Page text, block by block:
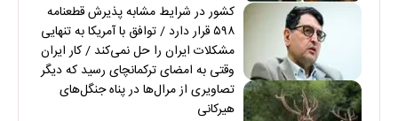
کشور در شرایط مشابه پذیرش قطعنامه
۵۹۸ قرار دارد / توافق با آمریکا به تنهایی
مشکلات ایران را حل نمی‌کند / کار ایران
وقتی به امضای ترکمانچای رسید که دیگر
چاره‌ای نبود
تصاویری از مرال‌ها در پناه جنگل‌های
هیرکانی